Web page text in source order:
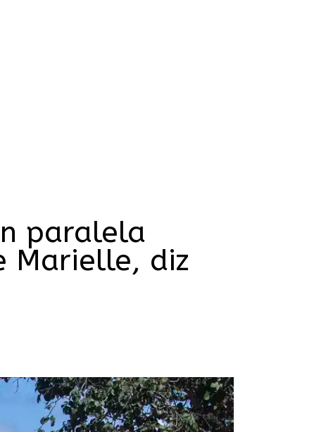
paralela
Marielle, diz